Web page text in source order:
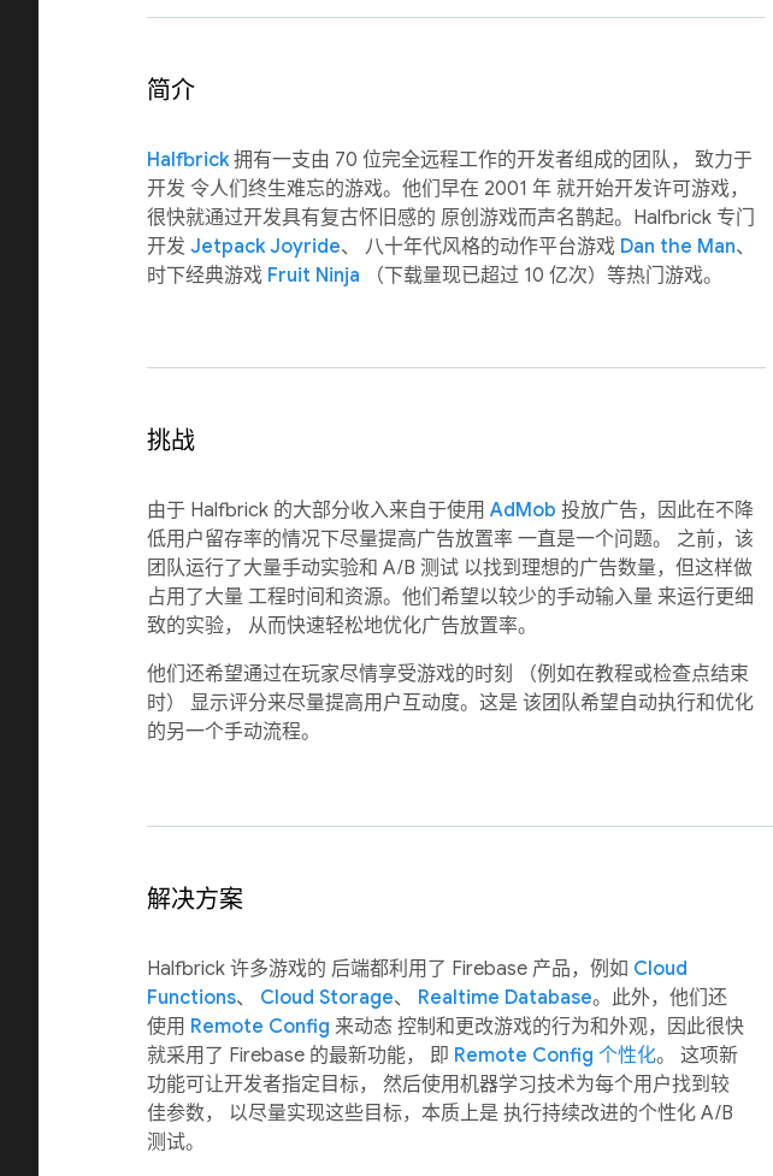
简介
Halfbrick拥有一支由 70 位完全远程工作的开发者组成的团队， 致力于
开发 令人们终生难忘的游戏。他们早在 2001 年 就开始开发许可游戏，
很快就通过开发具有复古怀旧感的 原创游戏而声名鹊起。Halfbrick 专门
开发 Jetpack Joyride、 八十年代风格的动作平台游戏 Dan the Man、
时下经典游戏 Fruit Ninja （下载量现已超过 10 亿次）等热门游戏。
挑战
由于 Halfbrick 的大部分收入来自于使用 AdMob 投放广告，因此在不降
低用户留存率的情况下尽量提高广告放置率 一直是一个问题。 之前，该
团队运行了大量手动实验和 A/B 测试 以找到理想的广告数量，但这样做
占用了大量 工程时间和资源。他们希望以较少的手动输入量 来运行更细
致的实验， 从而快速轻松地优化广告放置率。
他们还希望通过在玩家尽情享受游戏的时刻 （例如在教程或检查点结束
时） 显示评分来尽量提高用户互动度。这是 该团队希望自动执行和优化
的另一个手动流程。
解决方案
Halfbrick 许多游戏的 后端都利用了 Firebase 产品，例如 Cloud
Functions、 Cloud Storage、 Realtime Database。此外，他们还
使用 Remote Config 来动态 控制和更改游戏的行为和外观，因此很快
就采用了 Firebase 的最新功能， 即 Remote Config 个性化。 这项新
功能可让开发者指定目标， 然后使用机器学习技术为每个用户找到较
佳参数， 以尽量实现这些目标，本质上是 执行持续改进的个性化 A/B
测试。